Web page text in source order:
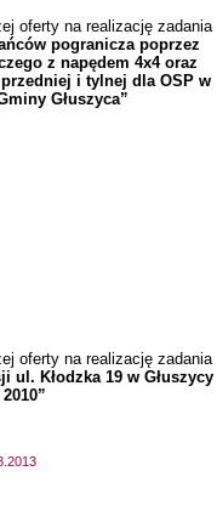
oferty na realizację zadania
pogranicza poprzez
z napędem 4x4 oraz
i tylnej dla OSP w
Głuszyca”
oferty na realizację zadania
ul. Kłodzka 19 w Głuszycy